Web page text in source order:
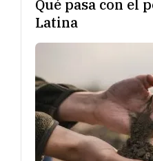
Qué pasa con el
Latina